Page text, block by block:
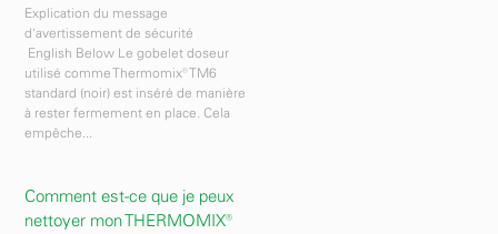
Explication du message
d'avertissement de sécurité
English Below Le gobelet doseur
utilisé comme Thermomix® TM6
standard (noir) est inséré de manière
à rester fermement en place. Cela
empêche...
Comment est-ce que je peux
nettoyer mon THERMOMIX®